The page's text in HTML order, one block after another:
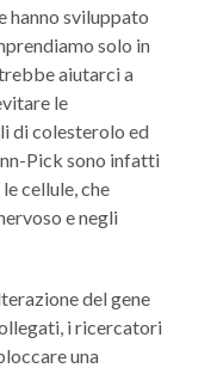
hanno sviluppato
solo in
aiutarci a
le
di colesterolo ed
Pick sono infatti
cellule, che
e negli
del gene
i ricercatori
una